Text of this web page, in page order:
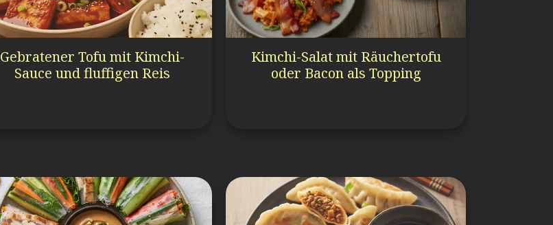
Gebratener Tofu mit Kimchi-
Sauce und fluffigen Reis
Kimchi-Salat mit Räuchertofu
oder Bacon als Topping